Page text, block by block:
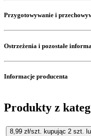
Przygotowywanie i
Ostrzeżenia i pozostałe
Informacje producenta
Produkty z
8,99 zł/szt. kupując 2 szt.